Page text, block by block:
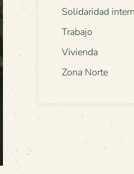
Solidaridad
Trabajo
Vivienda
Zona Norte